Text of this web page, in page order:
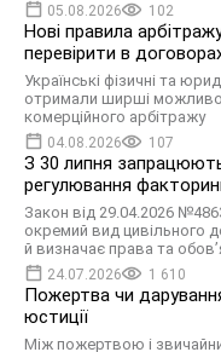
05.08.2026 102
Нові правила
перевірити в
Українські фізичні та
отримали ширші
комерційного арбітражу
04.08.2026 107
З 30 липня
регулювання
Закон від 29.04.2026
окремий вид цивільного
й визначає права та
24.07.2026 1 610
Пожертва чи
юстиції
Між пожертвою і